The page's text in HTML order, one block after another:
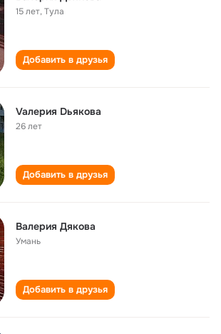
15 лет,Тула
Добавить в друзья
Vaлерия Dьякова
26 лет
Добавить в друзья
Валерия Дякова
Умань
Добавить в друзья